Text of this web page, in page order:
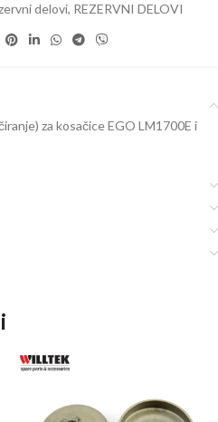
delovi, REZERVNI DELOVI
za kosačice EGO LM1700E i